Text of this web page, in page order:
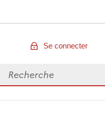
Se connecter
Rechercher des données